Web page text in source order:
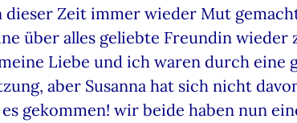
dieser Zeit immer wieder Mut
über alles geliebte Freundin wieder
Liebe und ich waren durch eine
aber Susanna hat sich nicht
gekommen! wir beide haben nun